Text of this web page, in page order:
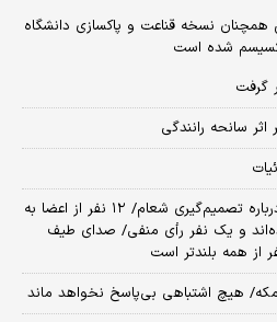
نسخه قناعت و پاکسازی دانشگاه
شده است
گرفت
سانحه رانندگی
اظهارات جدید معاون پزشکیان درباره تصمیم‌گیری شعام/ ۱۲ نفر از اعضا به
و یک نفر رأی منفی/ صدای طیف
از همه بلندتر است
مکه/ هیچ اشتباهی بی‌پاسخ نخواهد ماند